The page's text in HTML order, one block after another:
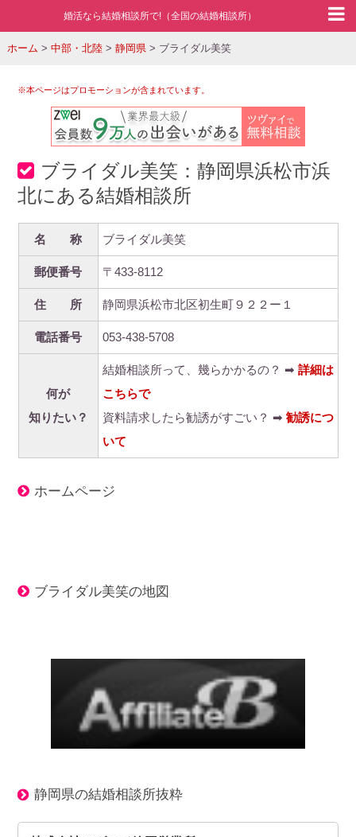
婚活なら結婚相談所で!（全国の結婚相談所）
ホーム > 中部・北陸> 静岡県> ブライダル美笑
※本ページはプロモーションが含まれています。
ブライダル美笑：静岡県浜松市浜
北にある結婚相談所
名 称 ブライダル美笑
郵便番号 〒433-8112
住 所 静岡県浜松市北区初生町９２２ー１
電話番号 053-438-5708
何が
知りたい？
結婚相談所って、幾らかかるの？ ➡ 詳細は
こちらで
資料請求したら勧誘がすごい？ ➡ 勧誘につ
いて
ホームページ
ブライダル美笑の地図
静岡県の結婚相談所抜粋